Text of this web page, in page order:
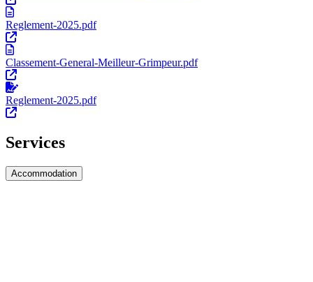
Reglement-2025.pdf
Classement-General-Meilleur-Grimpeur.pdf
Reglement-2025.pdf
Services
Accommodation